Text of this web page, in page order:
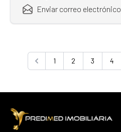
Enviar correo electrónico
Previous
1 2 3 4